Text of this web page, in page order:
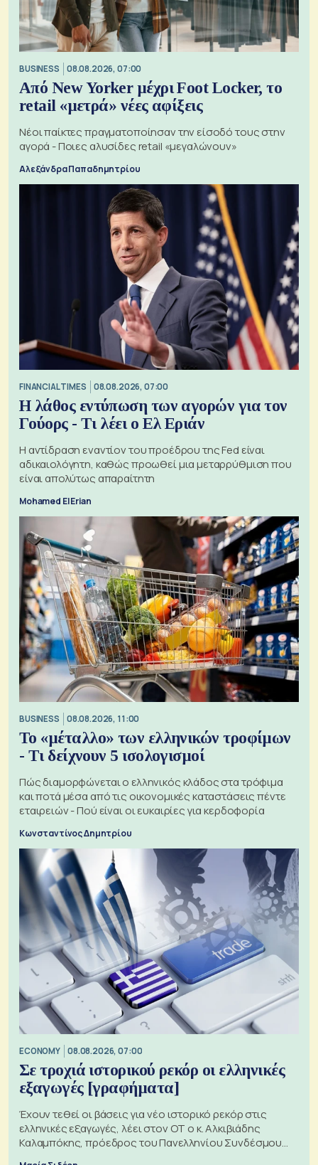
BUSINESS 08.08.2026, 07:00
Από New Yorker μέχρι Foot Locker, το
retail «μετρά» νέες αφίξεις
Νέοι παίκτες πραγματοποίησαν την είσοδό τους στην
αγορά - Ποιες αλυσίδες retail «μεγαλώνουν»
Αλεξάνδρα Παπαδημητρίου
FINANCIAL TIMES 08.08.2026, 07:00
Η λάθος εντύπωση των αγορών για τον
Γούορς - Τι λέει ο Ελ Εριάν
Η αντίδραση εναντίον του προέδρου της Fed είναι
αδικαιολόγητη, καθώς προωθεί μια μεταρρύθμιση που
είναι απολύτως απαραίτητη
Mohamed El Erian
BUSINESS 08.08.2026, 11:00
Το «μέταλλο» των ελληνικών τροφίμων
- Τι δείχνουν 5 ισολογισμοί
Πώς διαμορφώνεται ο ελληνικός κλάδος στα τρόφιμα
και ποτά μέσα από τις οικονομικές καταστάσεις πέντε
εταιρειών - Πού είναι οι ευκαιρίες για κερδοφορία
Κωνσταντίνος Δημητρίου
ECONOMY 08.08.2026, 07:00
Σε τροχιά ιστορικού ρεκόρ οι ελληνικές
εξαγωγές [γραφήματα]
Έχουν τεθεί οι βάσεις για νέο ιστορικό ρεκόρ στις
ελληνικές εξαγωγές, λέει στον ΟΤ ο κ. Αλκιβιάδης
Καλαμπόκης, πρόεδρος του Πανελληνίου Συνδέσμου